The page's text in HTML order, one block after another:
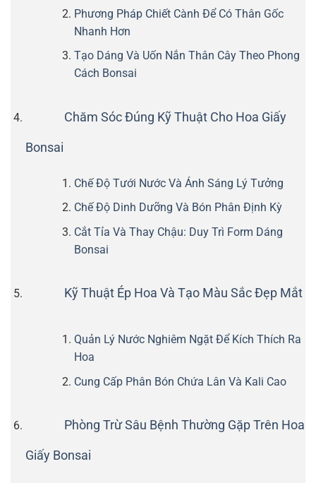
Phương Pháp Chiết Cành Để Có Thân Gốc
Nhanh Hơn
Tạo Dáng Và Uốn Nắn Thân Cây Theo Phong
Cách Bonsai
Chăm Sóc Đúng Kỹ Thuật Cho Hoa Giấy
Bonsai
Chế Độ Tưới Nước Và Ánh Sáng Lý Tưởng
Chế Độ Dinh Dưỡng Và Bón Phân Định Kỳ
Cắt Tỉa Và Thay Chậu: Duy Trì Form Dáng
Bonsai
Kỹ Thuật Ép Hoa Và Tạo Màu Sắc Đẹp Mắt
Quản Lý Nước Nghiêm Ngặt Để Kích Thích Ra
Hoa
Cung Cấp Phân Bón Chứa Lân Và Kali Cao
Phòng Trừ Sâu Bệnh Thường Gặp Trên Hoa
Giấy Bonsai